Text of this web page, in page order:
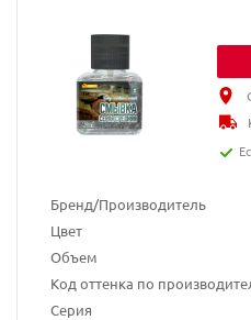
Бренд/Производитель
Цвет
Объем
Код оттенка по
Серия